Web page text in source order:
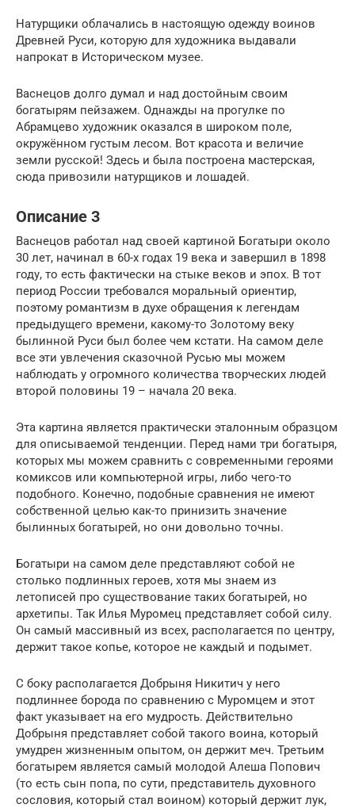
Натурщики облачались в настоящую одежду воинов
Древней Руси, которую для художника выдавали
напрокат в Историческом музее.
Васнецов долго думал и над достойным своим
богатырям пейзажем. Однажды на прогулке по
Абрамцево художник оказался в широком поле,
окружённом густым лесом. Вот красота и величие
земли русской! Здесь и была построена мастерская,
сюда привозили натурщиков и лошадей.
Описание 3
Васнецов работал над своей картиной Богатыри около
30 лет, начинал в 60-х годах 19 века и завершил в 1898
году, то есть фактически на стыке веков и эпох. В тот
период России требовался моральный ориентир,
поэтому романтизм в духе обращения к легендам
предыдущего времени, какому-то Золотому веку
былинной Руси был более чем кстати. На самом деле
все эти увлечения сказочной Русью мы можем
наблюдать у огромного количества творческих людей
второй половины 19 – начала 20 века.
Эта картина является практически эталонным образцом
для описываемой тенденции. Перед нами три богатыря,
которых мы можем сравнить с современными героями
комиксов или компьютерной игры, либо чего-то
подобного. Конечно, подобные сравнения не имеют
собственной целью как-то принизить значение
былинных богатырей, но они довольно точны.
Богатыри на самом деле представляют собой не
столько подлинных героев, хотя мы знаем из
летописей про существование таких богатырей, но
архетипы. Так Илья Муромец представляет собой силу.
Он самый массивный из всех, располагается по центру,
держит такое копье, которое не каждый и подымет.
С боку располагается Добрыня Никитич у него
подлиннее борода по сравнению с Муромцем и этот
факт указывает на его мудрость. Действительно
Добрыня представляет собой такого воина, который
умудрен жизненным опытом, он держит меч. Третьим
богатырем является самый молодой Алеша Попович
(то есть сын попа, по сути, представитель духовного
сословия, который стал воином) который держит лук,